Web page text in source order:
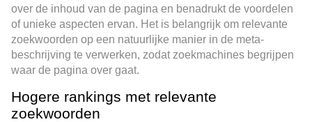
over de inhoud van de pagina en benadrukt de voordelen
of unieke aspecten ervan. Het is belangrijk om relevante
zoekwoorden op een natuurlijke manier in de meta-
beschrijving te verwerken, zodat zoekmachines begrijpen
waar de pagina over gaat.
Hogere rankings met relevante
zoekwoorden